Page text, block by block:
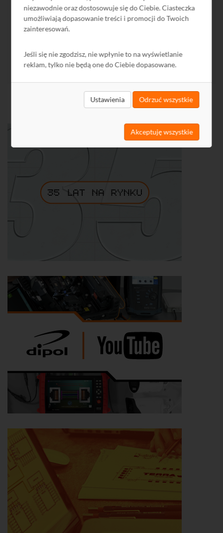
niezawodnie oraz dostosowuje się do Ciebie. Ciasteczka
umożliwiają dopasowanie treści i promocji do Twoich
zainteresowań.
Jeśli się nie zgodzisz, nie wpłynie to na wyświetlanie
reklam, tylko nie będą one do Ciebie dopasowane.
Ustawienia Odrzuć wszystkie
Akceptuję wszystkie
CPR (1)
LAN (2)
Swiatłowody (2)
BIBLIOTEKA